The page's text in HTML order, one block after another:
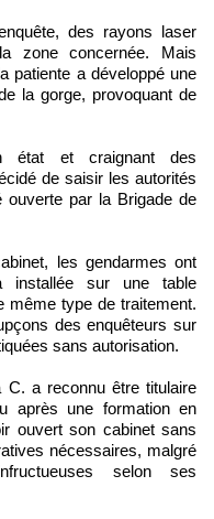
des rayons laser
zone concernée. Mais
patiente a développé une
la gorge, provoquant de
état et craignant des
de saisir les autorités
ouverte par la Brigade de
les gendarmes ont
installée sur une table
même type de traitement.
des enquêteurs sur
sans autorisation.
C. a reconnu être titulaire
après une formation en
ouvert son cabinet sans
nécessaires, malgré
selon ses